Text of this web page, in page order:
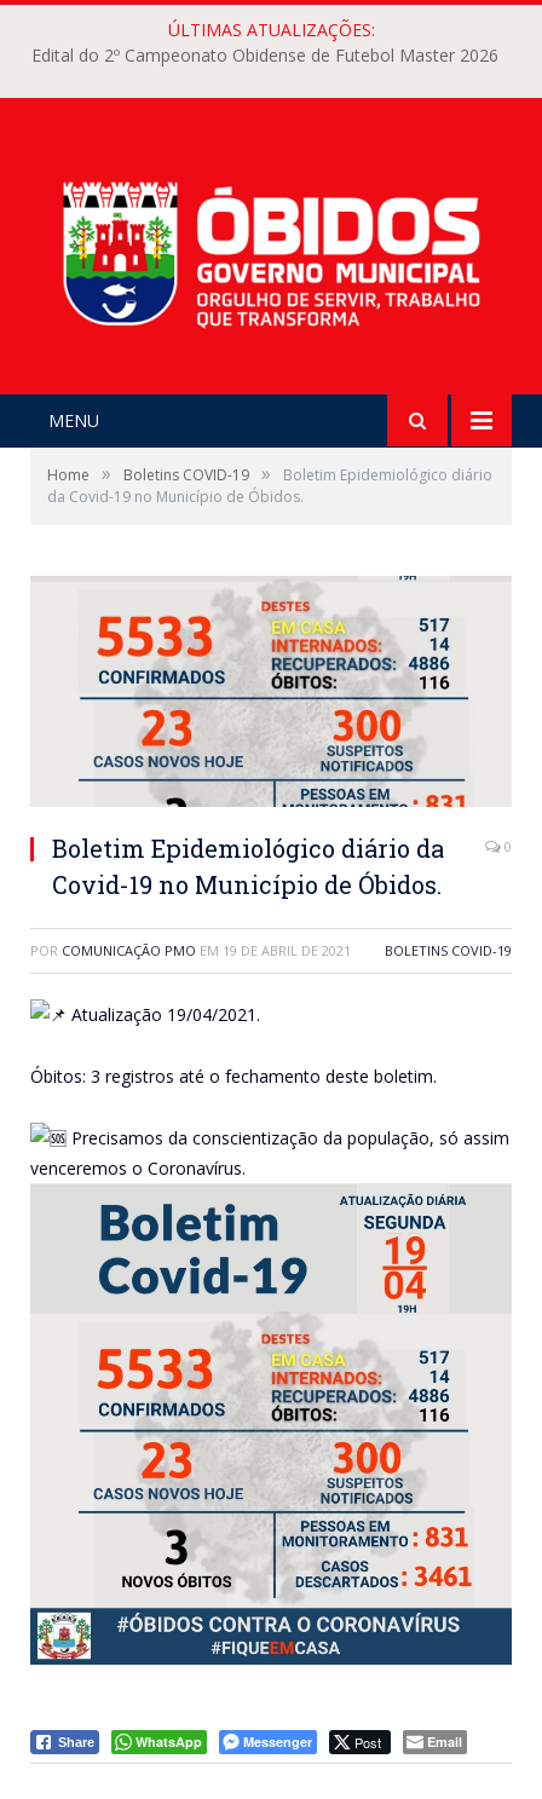
ÚLTIMAS ATUALIZAÇÕES:
Edital do 2º Campeonato Obidense de Futebol Master 2026
MENU
Home » Boletins COVID-19 »
Boletim Epidemiológico diário
da Covid-19 no Município de Óbidos.
Boletim Epidemiológico diário da
Covid-19 no Município de Óbidos.
0
POR COMUNICAÇÃO PMO EM 19 DE ABRIL DE 2021 BOLETINS COVID-19
Atualização 19/04/2021.
Óbitos: 3 registros até o fechamento deste boletim.
Precisamos da conscientização da população, só assim
venceremos o Coronavírus.
Share WhatsApp Messenger Post Email